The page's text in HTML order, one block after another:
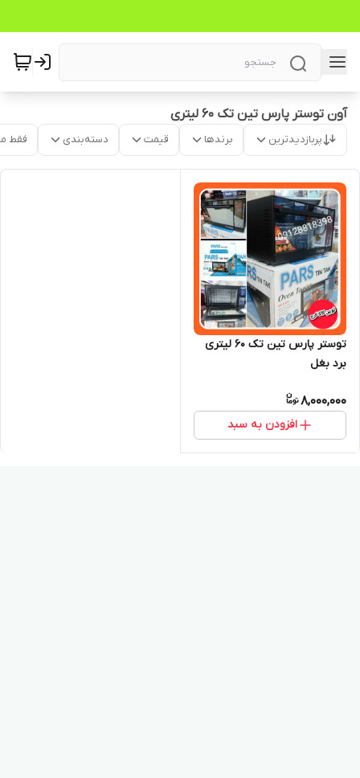
آون توستر پارس تین تک ۶۰ لیتری
پربازدیدترین برندها قیمت دسته‌بندی فقط
توستر پارس تین تک ۶۰ لیتری
برد بغل
8,000,000
افزودن به سبد